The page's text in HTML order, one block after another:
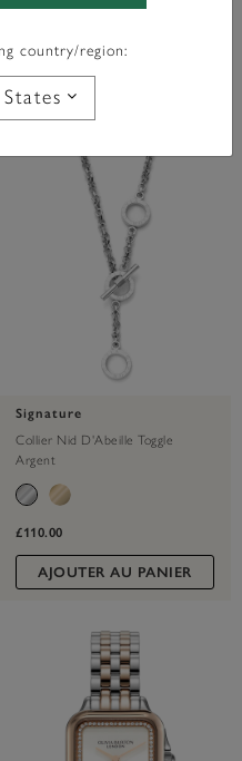
AJOUTER AU PANIER
Signature
Collier Nid D'Abeille Toggle
Argent
£110.00
AJOUTER AU PANIER
country/region: